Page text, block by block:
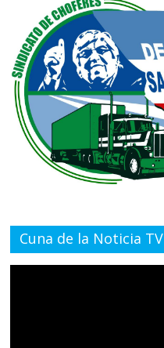
Cuna de la Noticia TV